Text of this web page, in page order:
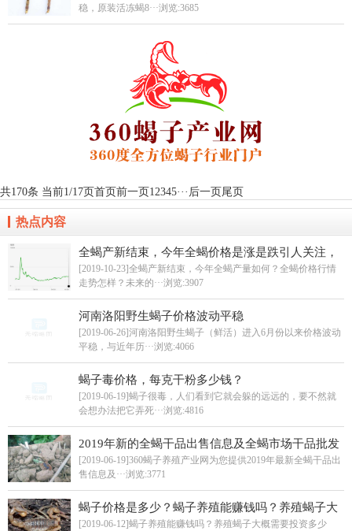
稳，原装活冻蝎8···浏览:3685
共170条 当前1/17页首页前一页12345··· 后一页尾页
热点内容
全蝎产新结束，今年全蝎价格是涨是跌引人关注，
蝎子价格多少钱一斤
[2019-10-23]全蝎产新结束，今年全蝎产量如何？全蝎价格行情
走势怎样？未来的···浏览:3907
河南洛阳野生蝎子价格波动平稳
[2019-06-26]河南洛阳野生蝎子（鲜活）进入6月份以来价格波动
平稳，与近年历···浏览:4066
蝎子毒价格，每克干粉多少钱？
[2019-06-19]蝎子很毒，人们看到它就会躲的远远的，要不然就
会想办法把它弄死···浏览:4816
2019年新的全蝎干品出售信息及全蝎市场干品批发
价格
[2019-06-19]360蝎子养殖产业网为您提供2019年最新全蝎干品出
售信息及···浏览:3771
蝎子价格是多少？蝎子养殖能赚钱吗？养殖蝎子大
概需要投资多少钱？
[2019-06-12]蝎子养殖能赚钱吗？养殖蝎子大概需要投资多少